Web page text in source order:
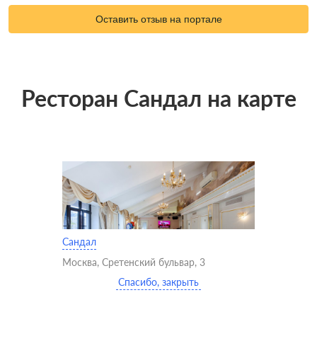
Оставить отзыв на портале
Ресторан Сандал на карте
Сандал
Москва, Сретенский бульвар, 3
Спасибо, закрыть